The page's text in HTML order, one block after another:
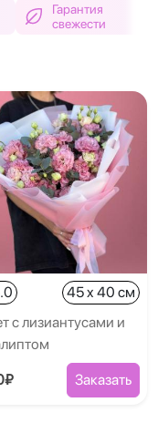
Гарантия
свежести
45 x 40 см
с лизиантусами и
Заказать